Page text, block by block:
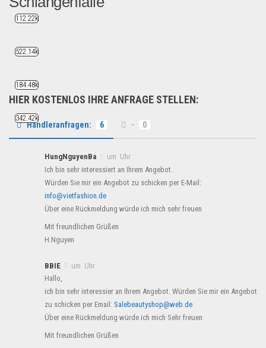
HIER KOSTENLOS IHRE ANFRAGE STELLEN:
Händleranfragen: 6 - 0
HungNguyenBa
um Uhr
Ich bin sehr interessiert an Ihrem Angebot.
Würden Sie mir ein Angebot zu schicken per E-Mail:
info@vietfashion.de
Über eine Rückmeldung würde ich mich sehr freuen
Mit freundlichen Grüßen
H.Nguyen
BBIE
um Uhr
Hallo,
ich bin sehr interessier an Ihrem Angebot. Würden Sie mir ein Angebot
zu schicken per Email: Salebeautyshop@web.de
Über eine Rückmeldung würde ich mich Sehr freuen
Mit freundlichen Grüßen
112.22k
522.14k
184.48k
342.42k